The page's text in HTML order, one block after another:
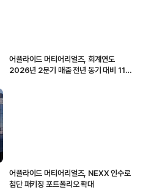
어플라이드 머티어리얼즈, 회계연도
2026년 2분기 매출 전년 동기 대비 11%
어플라이드 머티어리얼즈, NEXX 인수로
첨단 패키징 포트폴리오 확대